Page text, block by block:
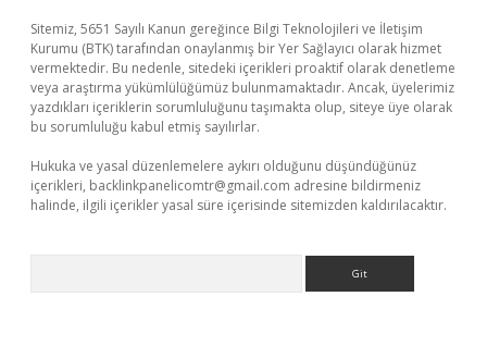
Sitemiz, 5651 Sayılı Kanun gereğince Bilgi Teknolojileri ve İletişim
Kurumu (BTK) tarafından onaylanmış bir Yer Sağlayıcı olarak hizmet
vermektedir. Bu nedenle, sitedeki içerikleri proaktif olarak denetleme
veya araştırma yükümlülüğümüz bulunmamaktadır. Ancak, üyelerimiz
yazdıkları içeriklerin sorumluluğunu taşımakta olup, siteye üye olarak
bu sorumluluğu kabul etmiş sayılırlar.
Hukuka ve yasal düzenlemelere aykırı olduğunu düşündüğünüz
içerikleri, backlinkpanelicomtr@gmail.com adresine bildirmeniz
halinde, ilgili içerikler yasal süre içerisinde sitemizden kaldırılacaktır.